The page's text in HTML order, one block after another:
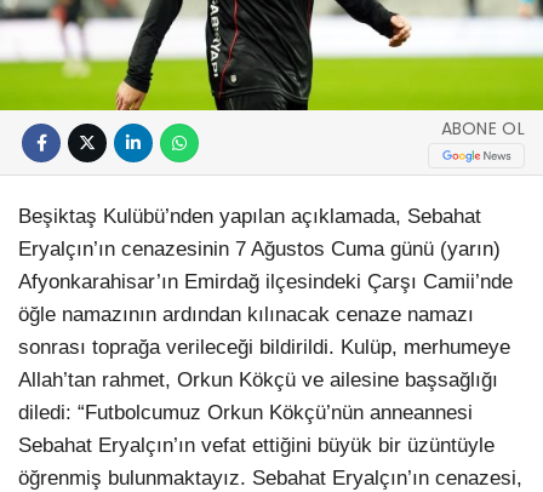
ABONE OL
Beşiktaş Kulübü’nden yapılan açıklamada, Sebahat
Eryalçın’ın cenazesinin 7 Ağustos Cuma günü (yarın)
Afyonkarahisar’ın Emirdağ ilçesindeki Çarşı Camii’nde
öğle namazının ardından kılınacak cenaze namazı
sonrası toprağa verileceği bildirildi. Kulüp, merhumeye
Allah’tan rahmet, Orkun Kökçü ve ailesine başsağlığı
diledi: “Futbolcumuz Orkun Kökçü’nün anneannesi
Sebahat Eryalçın’ın vefat ettiğini büyük bir üzüntüyle
öğrenmiş bulunmaktayız. Sebahat Eryalçın’ın cenazesi,